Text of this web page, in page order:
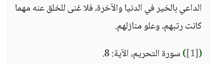
الداعي بالخير في الدنيا والآخرة، فلا غنى للخلق عنه مهما
كانت رتبهم، وعلو منازلهم.
(
[1]
)سورة التحريم، الآية: 8.